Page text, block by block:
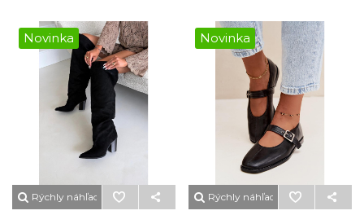
Novinka
Rýchly náhľad
Novinka
Rýchly náhľad